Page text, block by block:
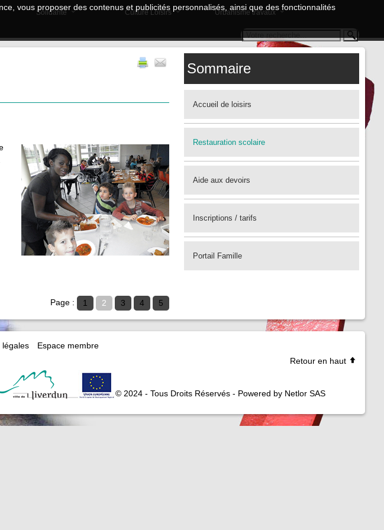
vous proposer des contenus et publicités personnalisés, ainsi que des fonctionnalités
Solidarité Culture Loisirs Urbanisme travaux
Page : 1 2 3 4 5
Sommaire
Accueil de loisirs
Restauration scolaire
Aide aux devoirs
Inscriptions / tarifs
Portail Famille
légales
Espace membre
Retour en haut
© 2024 - Tous Droits Réservés - Powered by Netlor SAS